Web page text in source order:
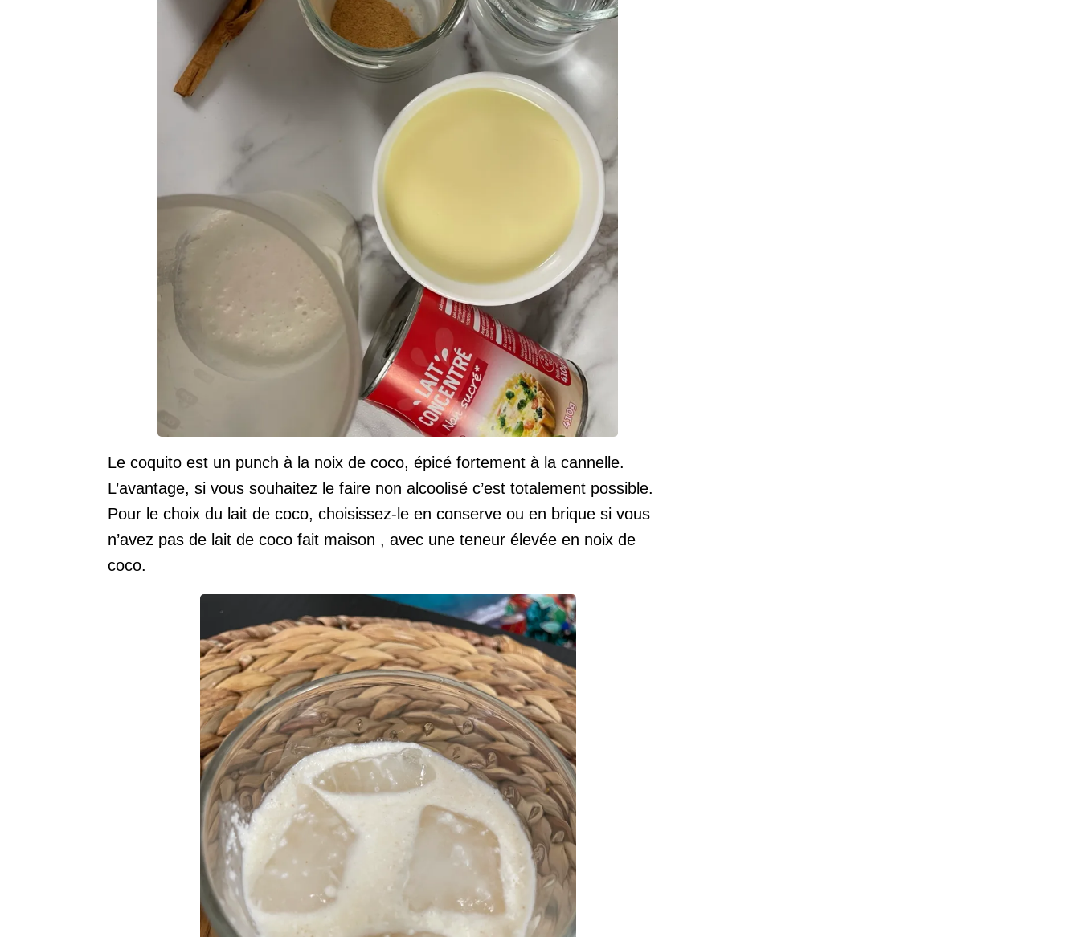
Le coquito est un punch à la noix de coco, épicé fortement à la cannelle.
L’avantage, si vous souhaitez le faire non alcoolisé c’est totalement possible.
Pour le choix du lait de coco, choisissez-le en conserve ou en brique si vous
n’avez pas de lait de coco fait maison , avec une teneur élevée en noix de
coco.